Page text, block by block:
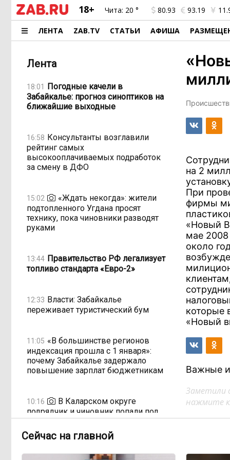
18+ Чита: 20 ° 80.93 93.19
ЛЕНТА ZAB.TV СТАТЬИ АФИША
Лента
18:01 Погодные качели в
Забайкалье: прогноз синоптиков на
ближайшие выходные
16:58 Консультанты возглавили
рейтинг самых
высокооплачиваемых подработок
за смену в ДФО
15:02
«Ждать некогда»: жители
подтопленного Угдана просят
технику, пока чиновники разводят
руками
13:44 Правительство РФ легализует
топливо стандарта «Евро-2»
12:33 Власти: Забайкалье
переживает туристический бум
11:05 «В большинстве регионов
индексация прошла с 1 января»:
почему Забайкалье задержало
повышение зарплат бюджетникам
10:16
В Каларском округе
подрядчик и чиновник попали под
уголовные дела
08:38 598 миллионов улетели в Омск:
на 2
При
фирмы
«Новый
мае
около
которые
«Новый
Важные
Заметили
нажмите
Сейчас на главной